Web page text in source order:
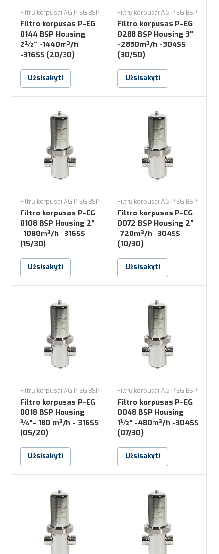
Filtrų korpusai AG P-EG BSP
Filtro korpusas P-EG
0144 BSP Housing
2½" -1440m³/h
-316SS (20/30)
Užsisakyti
Filtrų korpusai AG P-EG BSP
Filtro korpusas P-EG
0288 BSP Housing 3"
-2880m³/h -304SS
(30/50)
Užsisakyti
Filtrų korpusai AG P-EG BSP
Filtro korpusas P-EG
0108 BSP Housing 2"
-1080m³/h -316SS
(15/30)
Užsisakyti
Filtrų korpusai AG P-EG BSP
Filtro korpusas P-EG
0072 BSP Housing 2"
-720m³/h -304SS
(10/30)
Užsisakyti
Filtrų korpusai AG P-EG BSP
Filtro korpusas P-EG
0018 BSP Housing
¾"- 180 m³/h - 316SS
(05/20)
Užsisakyti
Filtrų korpusai AG P-EG BSP
Filtro korpusas P-EG
0048 BSP Housing
1½" -480m³/h -304SS
(07/30)
Užsisakyti